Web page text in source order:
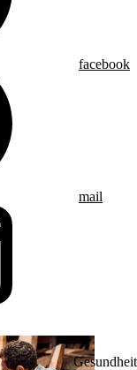
facebook
mail
Gesundheit